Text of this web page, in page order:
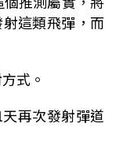
這類飛彈，而
式。
再次發射彈道